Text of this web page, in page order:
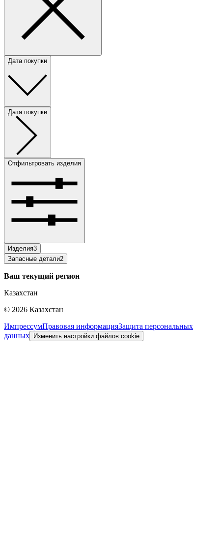
Дата покупки
Дата покупки
Отфильтровать изделия
Изделия3
Запасные детали2
Ваш текущий регион
Казахстан
© 2026 Казахстан
ИмпрессумПравовая информацияЗащита персональных
данных
Изменить настройки файлов cookie